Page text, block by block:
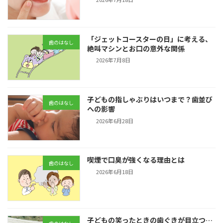
歯のはなし
「ジェットコースターの日」に考える、
絶叫マシンとお口の意外な関係
2026年7月8日
歯のはなし
子どもの指しゃぶりはいつまで？歯並び
への影響
2026年6月28日
歯のはなし 喫煙で口臭が強くなる理由とは
2026年6月18日
子どもの笑ったときの歯ぐきが目立つ…